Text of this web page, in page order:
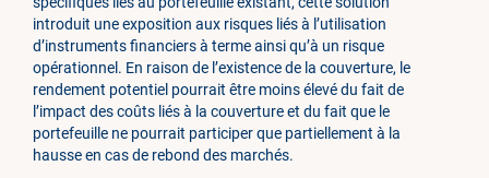
introduit une exposition aux risques liés à l’utilisation
d’instruments financiers à terme ainsi qu’à un risque
opérationnel. En raison de l’existence de la couverture, le
rendement potentiel pourrait être moins élevé du fait de
l’impact des coûts liés à la couverture et du fait que le
portefeuille ne pourrait participer que partiellement à la
hausse en cas de rebond des marchés.